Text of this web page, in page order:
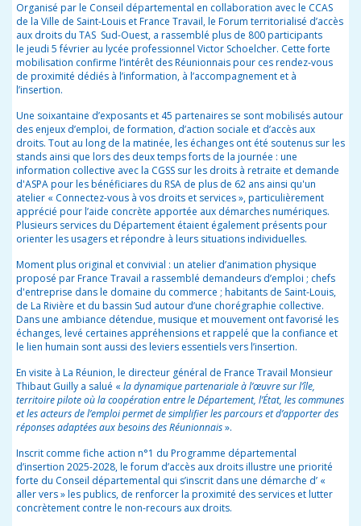
Organisé par le Conseil départemental en collaboration avec le CCAS
de la Ville de Saint-Louis et France Travail, le Forum territorialisé d’accès
aux droits du TAS Sud-Ouest, a rassemblé plus de 800 participants
le jeudi 5 février au lycée professionnel Victor Schoelcher. Cette forte
mobilisation confirme l’intérêt des Réunionnais pour ces rendez-vous
de proximité dédiés à l’information, à l’accompagnement et à
l’insertion.
Une soixantaine d’exposants et 45 partenaires se sont mobilisés autour
des enjeux d’emploi, de formation, d’action sociale et d’accès aux
droits. Tout au long de la matinée, les échanges ont été soutenus sur les
stands ainsi que lors des deux temps forts de la journée : une
information collective avec la CGSS sur les droits à retraite et demande
d'ASPA pour les bénéficiares du RSA de plus de 62 ans ainsi qu'un
atelier « Connectez-vous à vos droits et services », particulièrement
apprécié pour l’aide concrète apportée aux démarches numériques.
Plusieurs services du Département étaient également présents pour
orienter les usagers et répondre à leurs situations individuelles.
Moment plus original et convivial : un atelier d’animation physique
proposé par France Travail a rassemblé demandeurs d’emploi ; chefs
d'entreprise dans le domaine du commerce ; habitants de Saint-Louis,
de La Rivière et du bassin Sud autour d’une chorégraphie collective.
Dans une ambiance détendue, musique et mouvement ont favorisé les
échanges, levé certaines appréhensions et rappelé que la confiance et
le lien humain sont aussi des leviers essentiels vers l’insertion.
En visite à La Réunion, le directeur général de France Travail Monsieur
Thibaut Guilly a salué « la dynamique partenariale à l’œuvre sur l’île,
territoire pilote où la coopération entre le Département, l’État, les communes
et les acteurs de l’emploi permet de simplifier les parcours et d’apporter des
réponses adaptées aux besoins des Réunionnais».
Inscrit comme fiche action n°1 du Programme départemental
d’insertion 2025-2028, le forum d’accès aux droits illustre une priorité
forte du Conseil départemental qui s’inscrit dans une démarche d’ «
aller vers » les publics, de renforcer la proximité des services et lutter
concrètement contre le non-recours aux droits.